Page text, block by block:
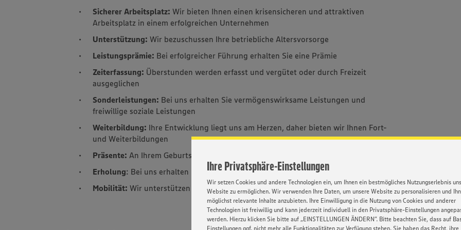
Ihre Privatsphäre-Einstellungen
Wir setzen Cookies und andere Technologien ein, um Ihnen ein bestmögliches Nutzungserlebnis
Website zu ermöglichen. Wir verwenden Ihre Daten, um unsere Website zu personalisieren und
möglichst relevante Inhalte anzubieten. Ihre Einwilligung in die Nutzung von Cookies und anderer
Technologien ist freiwillig und kann jederzeit individuell in den Privatsphäre-Einstellungen
werden. Hierzu klicken Sie bitte auf „EINSTELLUNGEN ÄNDERN”. Bitte beachten Sie, dass auf
Einstellungen ggf. nicht mehr alle Funktionalitäten zur Verfügung stehen. Sie haben das Recht, ihre
Sicherer Arbeitsplatz: Wir bieten Ihnen einen krisensicheren und attraktiven
Arbeitsplatz in einem erfolgreichen Unternehmen
Unterstützung: Wir bezuschussen Ihre betriebliche Altersvorsorge
Leistungsprämie: Bei erfolgreicher Führung erhalten Sie eine Prämie
Zeiterfassung: Überstunden werden erfasst und vergütet oder durch Freizeit
ausgeglichen
Sonderleistungen: Bei uns erhalten Sie vermögenswirksame Leistungen und
freiwillige soziale Leistungen
Weiterbildung: Ihre Entwicklung liegt uns am Herzen, daher bieten wir Ihnen Fort-
und Weiterbildungen
Präsente: An Ihrem Geburtstag und zu Weihnachten erhalten SIe von uns Geschenke
Erholung: Bei uns erhalten Sie 30 Tage Urlaub im Jahr
Mobilität: Wir unterstützen Sie mit einem Fahrtkostenzuschuss